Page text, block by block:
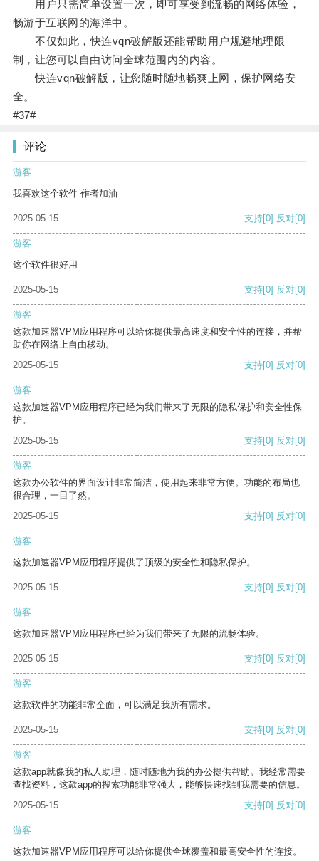
用户只需简单设置一次，即可享受到流畅的网络体验，
畅游于互联网的海洋中。
不仅如此，快连vqn破解版还能帮助用户规避地理限
制，让您可以自由访问全球范围内的内容。
快连vqn破解版，让您随时随地畅爽上网，保护网络安
全。
#37#
评论
游客
我喜欢这个软件 作者加油
2025-05-15 支持[0] 反对[0]
游客
这个软件很好用
2025-05-15 支持[0] 反对[0]
游客
这款加速器VPM应用程序可以给你提供最高速度和安全性的连接，并帮
助你在网络上自由移动。
2025-05-15
支持[0] 反对[0]
游客
这款加速器VPM应用程序已经为我们带来了无限的隐私保护和安全性保
护。
2025-05-15
支持[0] 反对[0]
游客
这款办公软件的界面设计非常简洁，使用起来非常方便。功能的布局也
很合理，一目了然。
2025-05-15
支持[0] 反对[0]
游客
这款加速器VPM应用程序提供了顶级的安全性和隐私保护。
2025-05-15 支持[0] 反对[0]
游客
这款加速器VPM应用程序已经为我们带来了无限的流畅体验。
2025-05-15 支持[0] 反对[0]
游客
这款软件的功能非常全面，可以满足我所有需求。
2025-05-15 支持[0] 反对[0]
游客
这款app就像我的私人助理，随时随地为我的办公提供帮助。我经常需要
查找资料，这款app的搜索功能非常强大，能够快速找到我需要的信息。
2025-05-15
支持[0] 反对[0]
游客
这款加速器VPM应用程序可以给你提供全球覆盖和最高安全性的连接。